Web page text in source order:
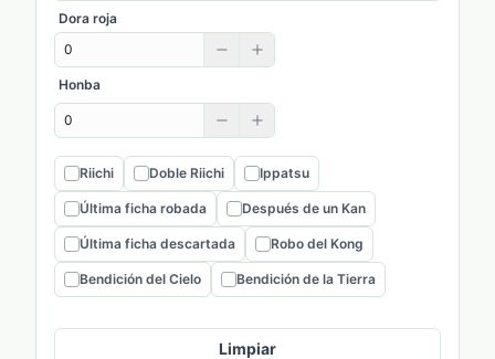
Dora roja
Honba
Riichi Doble Riichi Ippatsu
Última ficha robada Después de un Kan
Última ficha descartada Robo del Kong
Bendición del Cielo Bendición de la Tierra
Limpiar